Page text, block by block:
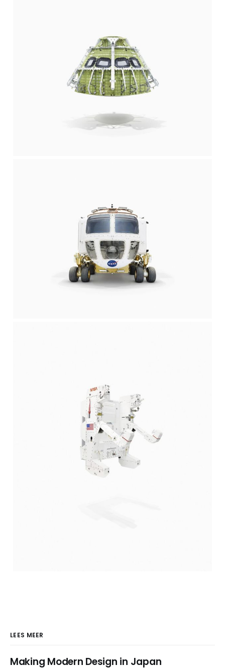
LEES MEER
Making Modern Design in Japan